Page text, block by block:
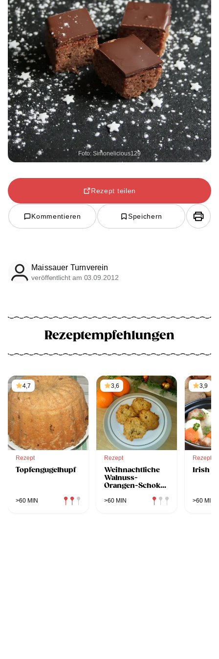
Foto: Simonelicious129
Rezept teilen
Kommentieren Speichern
Maissauer Turnverein
veröffentlicht am 03.09.2012
Rezeptempfehlungen
4,7
Rezept
Topfengugelhupf
>60 MIN
3,6
Rezept
Weihnachtliche
Walnuss-
Orangen-Schoko-
>60 MIN
3,9
Rezept
Irish
>60 MIN